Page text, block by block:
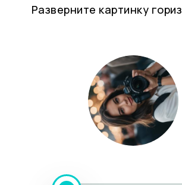
Разверните картинку